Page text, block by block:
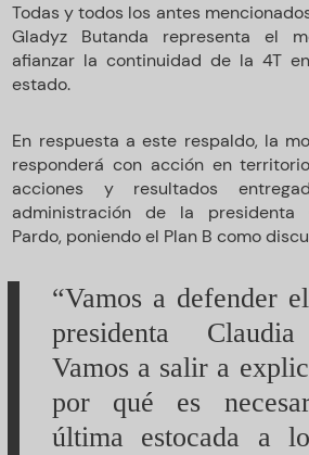
Todas y todos los antes
Gladyz Butanda representa el
afianzar la continuidad de la 4T
estado.
En respuesta a este respaldo, la
responderá con acción en
acciones y resultados
administración de la presidenta
Pardo, poniendo el Plan B como
“Vamos a defender
presidenta Claudia
Vamos a salir a
por qué es
última estocada a